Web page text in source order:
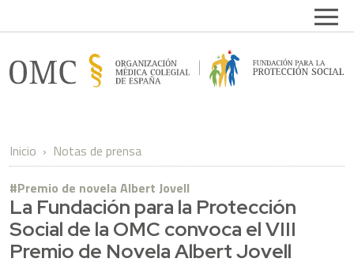
Inicio
Notas de prensa
Premio de novela Albert Jovell
La Fundación para la Protección
Social de la OMC convoca el VIII
Premio de Novela Albert Jovell